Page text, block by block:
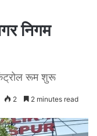
निगम
रूम शुरू
2 2 minutes read